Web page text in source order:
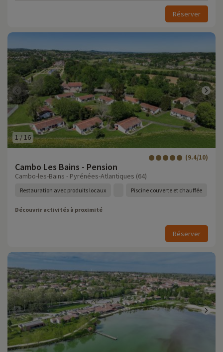
Réserver
1 / 16
Cambo Les Bains - Pension
(9.4/10)
Cambo-les-Bains - Pyrénées-Atlantiques (64)
Restauration avec produits locaux Piscine couverte et chauffée
Découvrir activités à proximité
Réserver